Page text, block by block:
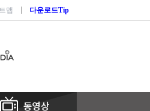
맵 다운로드Tip